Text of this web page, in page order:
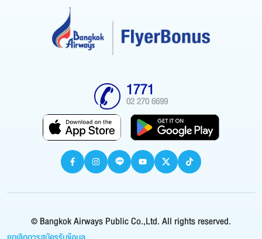
1771
02 270 6699
© Bangkok Airways Public Co.,Ltd. All rights reserved.